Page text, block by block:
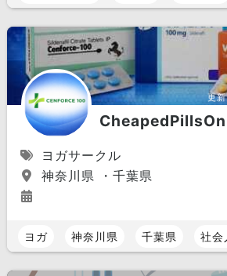
更
ヨガサークル
神奈川県 ・千葉県
ヨガ 神奈川県 千葉県 社会